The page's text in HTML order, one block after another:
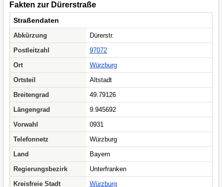
Fakten zur Dürerstraße
Straßendaten
Abkürzung
Dürerstr.
Postleitzahl
97072
Ort
Würzburg
Ortsteil
Altstadt
Breitengrad
49.79126
Längengrad
9.945692
Vorwahl
0931
Telefonnetz
Würzburg
Land
Bayern
Regierungsbezirk
Unterfranken
Kreisfreie Stadt
Würzburg